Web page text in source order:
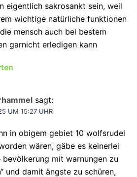
eigentlich sakrosankt sein, weil
wichtige natürliche funktionen
mensch auch bei bestem
garnicht erledigen kann
sagt:
UM 15:27 UHR
in obigem gebiet 10 wolfsrudel
wären, gäbe es keinerlei
bevölkerung mit warnungen zu
und damit ängste zu schüren,